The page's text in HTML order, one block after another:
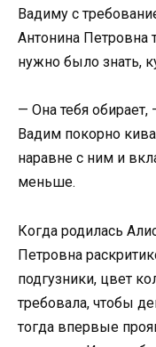
Вадиму с
Антонина Петровна
нужно было знать,
— Она тебя
Вадим покорно
наравне с ним и
меньше.
Когда родилась
Петровна
подгузники, цвет
требовала, чтобы
тогда впервые